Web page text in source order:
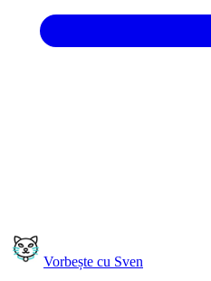
Vorbește cu Sven